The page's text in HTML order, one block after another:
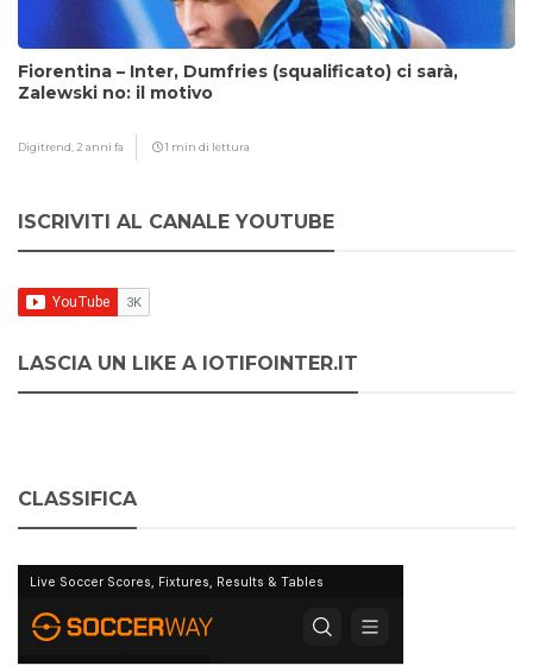
Fiorentina – Inter, Dumfries (squalificato) ci sarà,
Zalewski no: il motivo
Digitrend, 2 anni fa 1 min di lettura
ISCRIVITI AL CANALE YOUTUBE
LASCIA UN LIKE A IOTIFOINTER.IT
CLASSIFICA